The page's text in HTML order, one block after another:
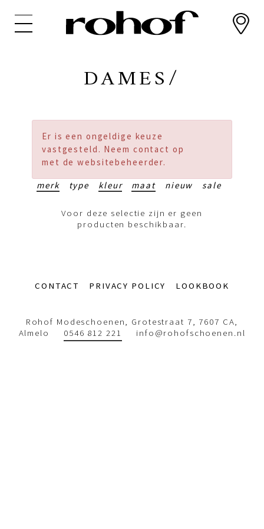
DAMES/
Er is een ongeldige keuze
vastgesteld. Neem contact op
met de websitebeheerder.
merk type kleur maat nieuw sale
Voor deze selectie zijn er geen
producten beschikbaar.
Footer-CONTACT PRIVACY POLICY LOOKBOOK
Rohof Modeschoenen, Grotestraat 7, 7607 CA,
Almelo 0546 812 221 info@rohofschoenen.nl